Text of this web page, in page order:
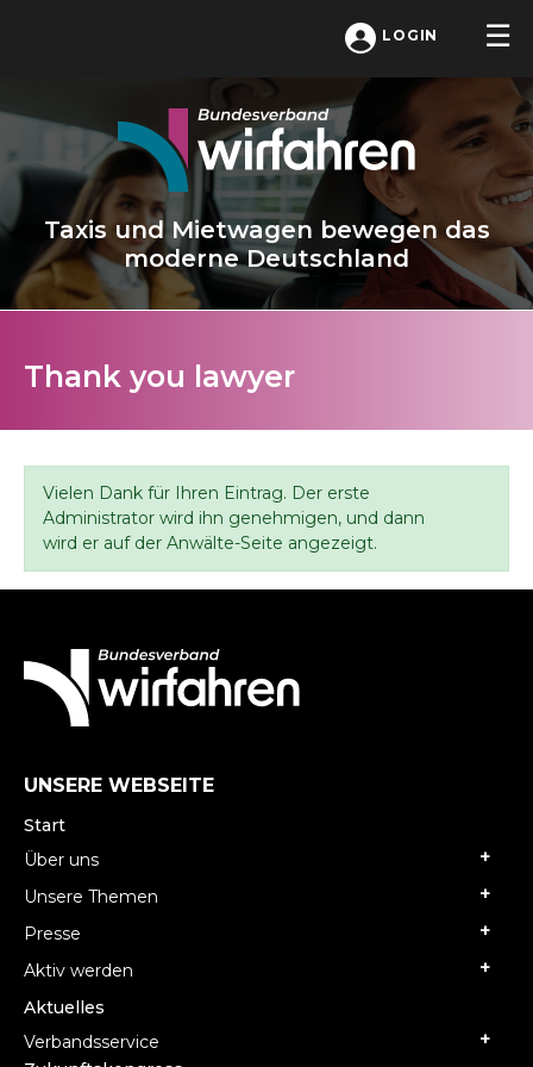
LOGIN
Taxis und Mietwagen bewegen das
moderne Deutschland
Thank you lawyer
Vielen Dank für Ihren Eintrag. Der erste
Administrator wird ihn genehmigen, und dann
wird er auf der Anwälte-Seite angezeigt.
UNSERE WEBSEITE
Start
Über uns
Unsere Themen
Presse
Aktiv werden
Aktuelles
Verbandsservice